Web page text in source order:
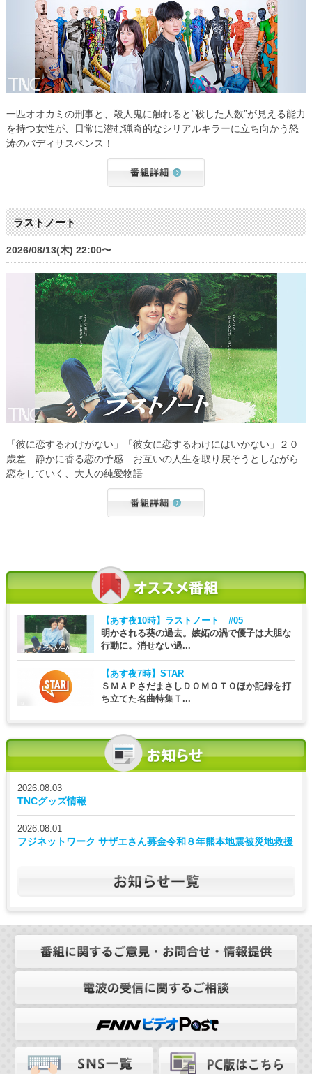
一匹オオカミの刑事と、殺人鬼に触れると“殺した人数”が見える能力
を持つ女性が、日常に潜む猟奇的なシリアルキラーに立ち向かう怒
涛のバディサスペンス！
ラストノート
2026/08/13(木) 22:00〜
「彼に恋するわけがない」「彼女に恋するわけにはいかない」２０
歳差…静かに香る恋の予感…お互いの人生を取り戻そうとしながら
恋をしていく、大人の純愛物語
【あす夜10時】 ラストノート #05
明かされる葵の過去。嫉妬の渦で優子は大胆な
行動に。消せない過...
【あす夜7時】 STAR
ＳＭＡＰさだまさしＤＯＭＯＴＯほか記録を打
ち立てた名曲特集Ｔ...
2026.08.03
TNCグッズ情報
2026.08.01
フジネットワーク サザエさん募金令和８年熊本地震被災地救援